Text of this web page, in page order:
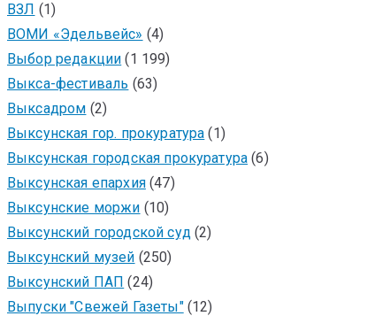
ВЗЛ (1)
ВОМИ «Эдельвейс» (4)
Выбор редакции (1 199)
Выкса-фестиваль (63)
Выксадром (2)
Выксунская гор. прокуратура (1)
Выксунская городская прокуратура (6)
Выксунская епархия(47)
Выксунские моржи (10)
Выксунский городской суд(2)
Выксунский музей (250)
Выксунский ПАП (24)
Выпуски "Свежей Газеты"(12)